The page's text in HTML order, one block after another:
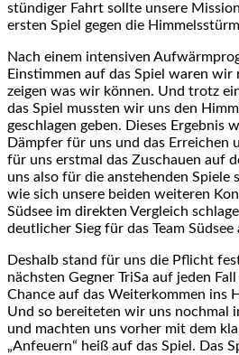
stündiger Fahrt sollte unsere
ersten Spiel gegen die
Nach einem intensiven
Einstimmen auf das Spiel waren
zeigen was wir können. Und trotz
das Spiel mussten wir uns den
geschlagen geben. Dieses Ergebnis
Dämpfer für uns und das Erreichen
für uns erstmal das Zuschauen auf
uns also für die anstehenden Spiele
wie sich unsere beiden weiteren
Südsee im direkten Vergleich
deutlicher Sieg für das Team Südsee
Deshalb stand für uns die Pflicht
nächsten Gegner TriSa auf jeden
Chance auf das Weiterkommen ins
Und so bereiteten wir uns nochmal
und machten uns vorher mit dem
„Anfeuern“ heiß auf das Spiel. Das